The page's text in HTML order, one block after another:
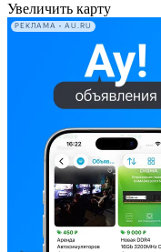
Увеличить карту
РЕКЛАМА • AU.RU